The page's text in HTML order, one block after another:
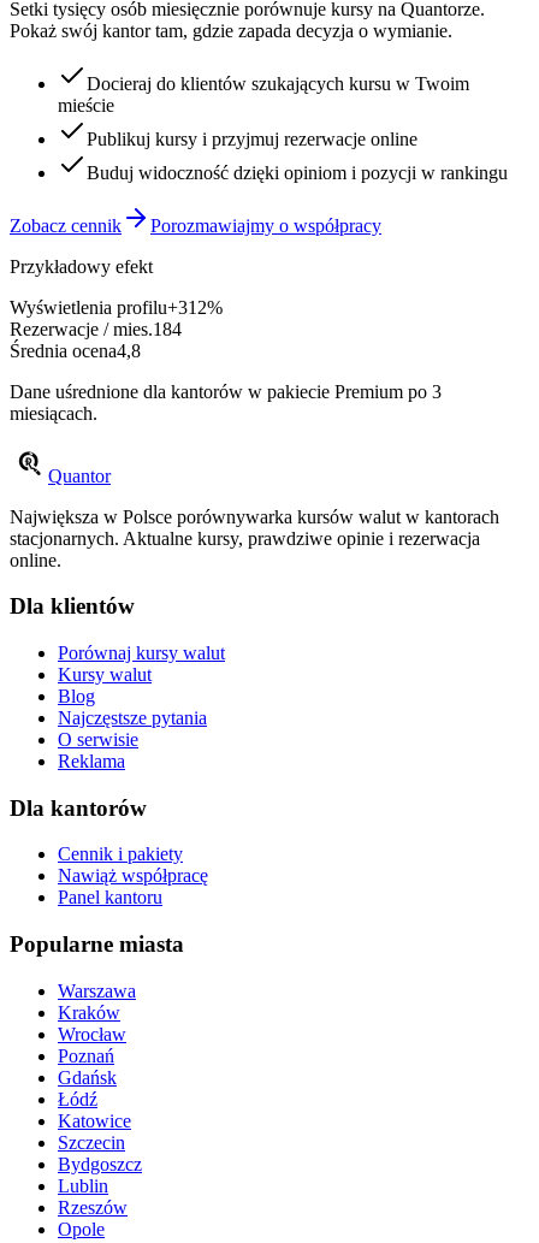
Setki tysięcy osób miesięcznie porównuje kursy na Quantorze.
Pokaż swój kantor tam, gdzie zapada decyzja o wymianie.
Docieraj do klientów szukających kursu w Twoim
mieście
Publikuj kursy i przyjmuj rezerwacje online
Buduj widoczność dzięki opiniom i pozycji w rankingu
Zobacz cennik
Porozmawiajmy o współpracy
Przykładowy efekt
Wyświetlenia profilu+312%
Rezerwacje / mies.184
Średnia ocena4,8
Dane uśrednione dla kantorów w pakiecie Premium po 3
miesiącach.
Quantor
Największa w Polsce porównywarka kursów walut w kantorach
stacjonarnych. Aktualne kursy, prawdziwe opinie i rezerwacja
online.
Dla klientów
Porównaj kursy walut
Kursy walut
Blog
Najczęstsze pytania
O serwisie
Reklama
Dla kantorów
Cennik i pakiety
Nawiąż współpracę
Panel kantoru
Popularne miasta
Warszawa
Kraków
Wrocław
Poznań
Gdańsk
Łódź
Katowice
Szczecin
Bydgoszcz
Lublin
Rzeszów
Opole